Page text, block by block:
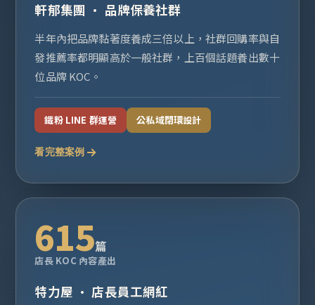
軒郁集團 · 品牌保養社群
半年內把品牌黏著度養成三倍以上，社群回購率與自
發推薦率都明顯高於一般社群，上百個話題養出數十
位品牌 KOC。
鐵粉 LINE 群運營 公私域閉環設計
看完整案例
615篇
店長 KOC 內容產出
特力屋 · 店長員工網紅